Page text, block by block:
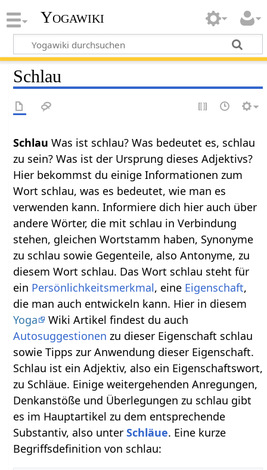
Yogawiki
Schlau
Schlau Was ist schlau? Was bedeutet es, schlau
zu sein? Was ist der Ursprung dieses Adjektivs?
Hier bekommst du einige Informationen zum
Wort schlau, was es bedeutet, wie man es
verwenden kann. Informiere dich hier auch über
andere Wörter, die mit schlau in Verbindung
stehen, gleichen Wortstamm haben, Synonyme
zu schlau sowie Gegenteile, also Antonyme, zu
diesem Wort schlau. Das Wort schlau steht für
ein Persönlichkeitsmerkmal, eine Eigenschaft,
die man auch entwickeln kann. Hier in diesem
Yoga
Wiki Artikel findest du auch
Autosuggestionen zu dieser Eigenschaft schlau
sowie Tipps zur Anwendung dieser Eigenschaft.
Schlau ist ein Adjektiv, also ein Eigenschaftswort,
zu Schläue. Einige weitergehenden Anregungen,
Denkanstöße und Überlegungen zu schlau gibt
es im Hauptartikel zu dem entsprechende
Substantiv, also unterSchläue. Eine kurze
Begriffsdefinition von schlau: